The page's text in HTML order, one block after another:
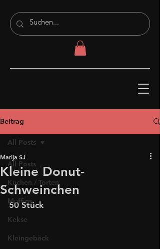
Beitrag
All Posts
Kuchen / Torten
Muffins
Kekse
Kleingebäck
All Posts
Kleine Donut-
Schweinchen
Marija SJ
50 Stück